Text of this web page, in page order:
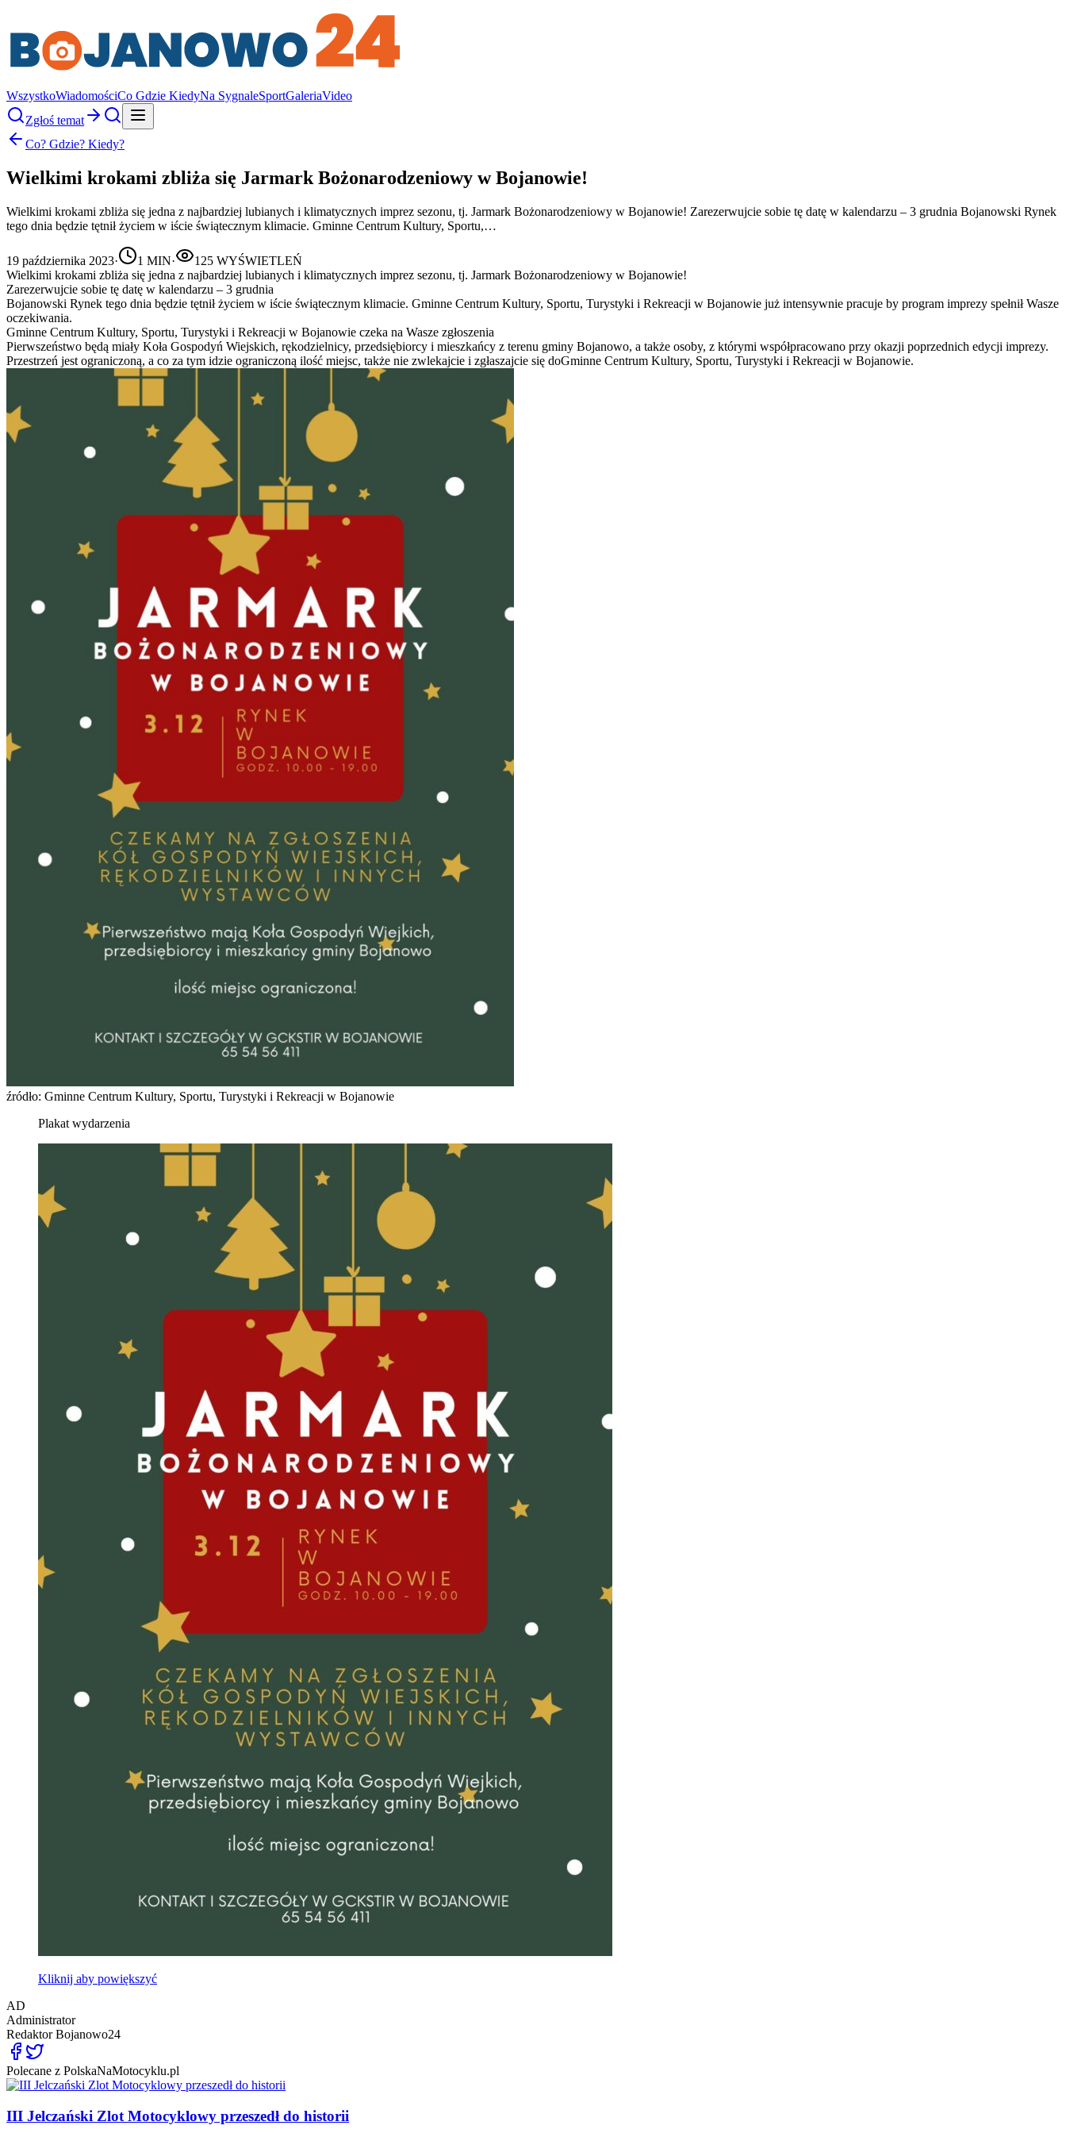
WszystkoWiadomościCo Gdzie KiedyNa SygnaleSportGaleriaVideo
Zgłoś temat
Co? Gdzie? Kiedy?
Wielkimi krokami zbliża się Jarmark Bożonarodzeniowy w Bojanowie!
Wielkimi krokami zbliża się jedna z najbardziej lubianych i klimatycznych imprez sezonu, tj. Jarmark Bożonarodzeniowy w Bojanowie! Zarezerwujcie sobie tę datę w kalendarzu – 3 grudnia Bojanowski Rynek
tego dnia będzie tętnił życiem w iście świątecznym klimacie. Gminne Centrum Kultury, Sportu,…
19 października 2023· 1 MIN· 125 WYŚWIETLEŃ
Wielkimi krokami zbliża się jedna z najbardziej lubianych i klimatycznych imprez sezonu, tj. Jarmark Bożonarodzeniowy w Bojanowie!
Zarezerwujcie sobie tę datę w kalendarzu – 3 grudnia
Bojanowski Rynek tego dnia będzie tętnił życiem w iście świątecznym klimacie. Gminne Centrum Kultury, Sportu, Turystyki i Rekreacji w Bojanowie już intensywnie pracuje by program imprezy spełnił Wasze
oczekiwania.
Gminne Centrum Kultury, Sportu, Turystyki i Rekreacji w Bojanowie czeka na Wasze zgłoszenia
Pierwszeństwo będą miały Koła Gospodyń Wiejskich, rękodzielnicy, przedsiębiorcy i mieszkańcy z terenu gminy Bojanowo, a także osoby, z którymi współpracowano przy okazji poprzednich edycji imprezy.
Przestrzeń jest ograniczoną, a co za tym idzie ograniczoną ilość miejsc, także nie zwlekajcie i zgłaszajcie się doGminne Centrum Kultury, Sportu, Turystyki i Rekreacji w Bojanowie.
źródło: Gminne Centrum Kultury, Sportu, Turystyki i Rekreacji w Bojanowie
Plakat wydarzenia
Kliknij aby powiększyć
AD
Administrator
RedaktorBojanowo24
Polecane z PolskaNaMotocyklu.pl
III Jelczański Zlot Motocyklowy przeszedł do historii